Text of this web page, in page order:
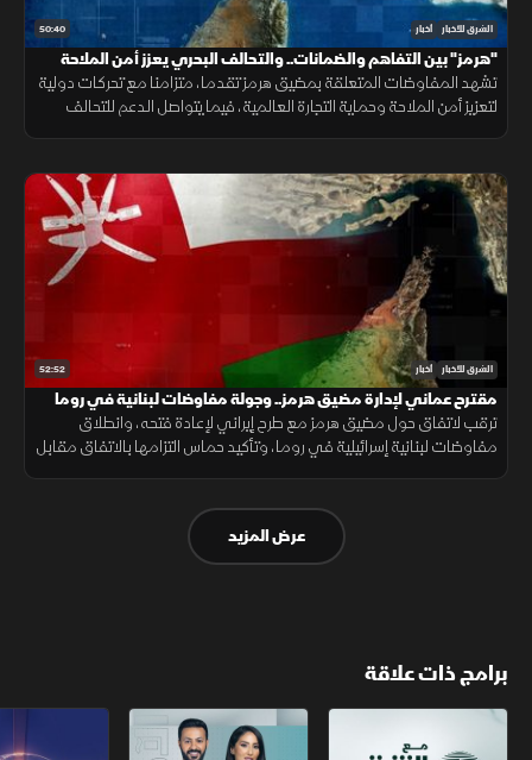
50:40 الشرق للأخبار أخبار
"هرمز" بين التفاهم والضمانات.. والتحالف البحري يعزز أمن الملاحة
تشهد المفاوضات المتعلقة بمضيق هرمز تقدما، متزامنا مع تحركات دولية
لتعزيز أمن الملاحة وحماية التجارة العالمية، فيما يتواصل الدعم للتحالف
52:52 الشرق للأخبار أخبار
مقترح عماني لإدارة مضيق هرمز.. وجولة مفاوضات لبنانية في روما
ترقب لاتفاق حول مضيق هرمز مع طرح إيراني لإعادة فتحه، وانطلاق
مفاوضات لبنانية إسرائيلية في روما، وتأكيد حماس التزامها بالاتفاق مقابل
عرض المزيد
برامج ذات علاقة
مع الشرق الأوسط الخبر الآخر تقارير الشرق